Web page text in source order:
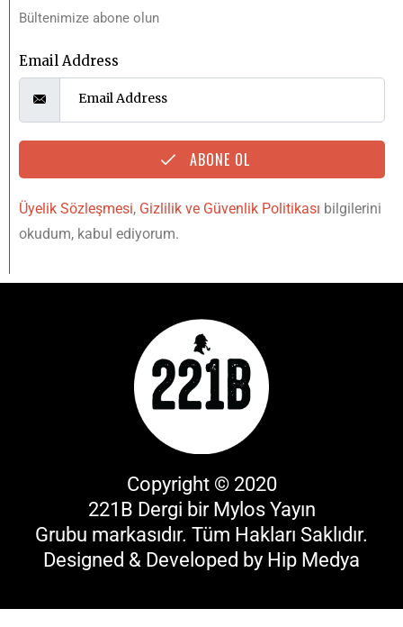
Bültenimize abone olun
Email Address
ABONE OL
Üyelik Sözleşmesi, Gizlilik ve Güvenlik Politikası bilgilerini
okudum, kabul ediyorum.
Copyright © 2020
221B Dergi bir Mylos Yayın
Grubu markasıdır. Tüm Hakları Saklıdır.
Designed & Developed by Hip Medya